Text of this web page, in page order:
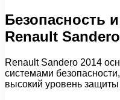
Безопасность
Renault
Renault Sandero 2014
системами
высокий уровень